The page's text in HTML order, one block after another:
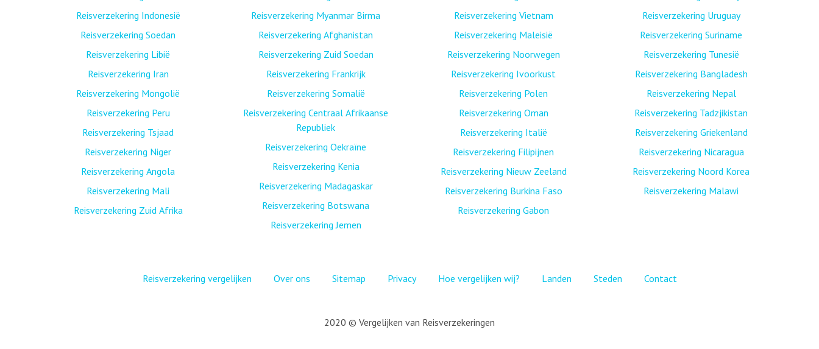
Reisverzekering Indonesië
Reisverzekering Soedan
Reisverzekering Libië
Reisverzekering Iran
Reisverzekering Mongolië
Reisverzekering Peru
Reisverzekering Tsjaad
Reisverzekering Niger
Reisverzekering Angola
Reisverzekering Mali
Reisverzekering Zuid Afrika
Reisverzekering Myanmar Birma
Reisverzekering Afghanistan
Reisverzekering Zuid Soedan
Reisverzekering Frankrijk
Reisverzekering Somalië
Reisverzekering Centraal Afrikaanse
Republiek
Reisverzekering Oekraïne
Reisverzekering Kenia
Reisverzekering Madagaskar
Reisverzekering Botswana
Reisverzekering Jemen
Reisverzekering Vietnam
Reisverzekering Maleisië
Reisverzekering Noorwegen
Reisverzekering Ivoorkust
Reisverzekering Polen
Reisverzekering Oman
Reisverzekering Italië
Reisverzekering Filipijnen
Reisverzekering Nieuw Zeeland
Reisverzekering Burkina Faso
Reisverzekering Gabon
Reisverzekering Uruguay
Reisverzekering Suriname
Reisverzekering Tunesië
Reisverzekering Bangladesh
Reisverzekering Nepal
Reisverzekering Tadzjikistan
Reisverzekering Griekenland
Reisverzekering Nicaragua
Reisverzekering Noord Korea
Reisverzekering Malawi
Reisverzekering vergelijken Over ons Sitemap Privacy Hoe vergelijken wij? Landen Steden Contact
2020 © Vergelijken van Reisverzekeringen